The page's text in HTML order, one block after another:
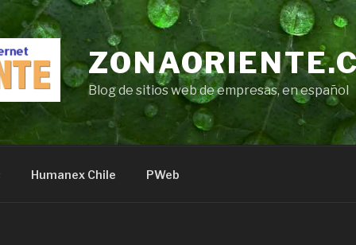
Blog de sitios web de empresas, en español
Humanex Chile PWeb